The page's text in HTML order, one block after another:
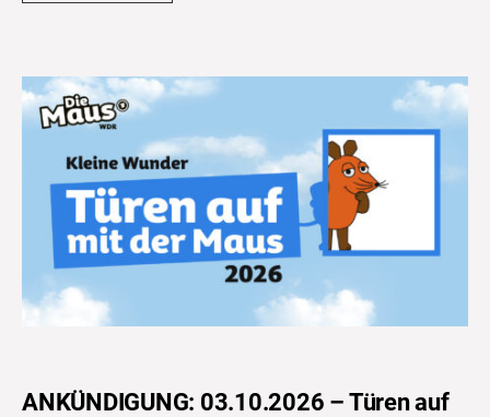
ANKÜNDIGUNG: 03.10.2026 – Türen auf